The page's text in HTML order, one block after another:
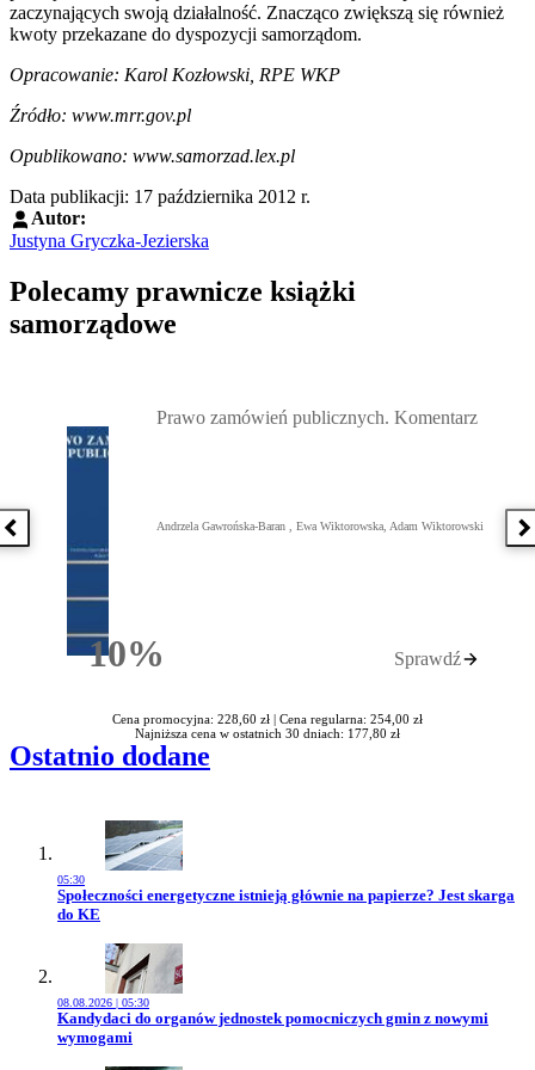
zaczynających swoją działalność. Znacząco zwiększą się również
kwoty przekazane do dyspozycji samorządom.
Opracowanie: Karol Kozłowski, RPE WKP
Źródło: www.mrr.gov.pl
Opublikowano: www.samorzad.lex.pl
Data publikacji: 17 października 2012 r.
Autor:
Justyna Gryczka-Jezierska
Polecamy prawnicze książki
samorządowe
Poprzednia książka
10%Rabatu
Prawo zamówień publicznych. Komentarz
Andrzela Gawrońska-Baran , Ewa Wiktorowska, Adam Wiktorowski
Sprawdź
Cena promocyjna: 228,60 zł | Cena regularna: 254,00 zł
Najniższa cena w ostatnich 30 dniach: 177,80 zł
Ostatnio dodane
05:30
Przejdź do artykułu:
Społeczności energetyczne istnieją głównie na papierze? Jest skarga
do KE
08.08.2026 | 05:30
Przejdź do artykułu:
Kandydaci do organów jednostek pomocniczych gmin z nowymi
wymogami